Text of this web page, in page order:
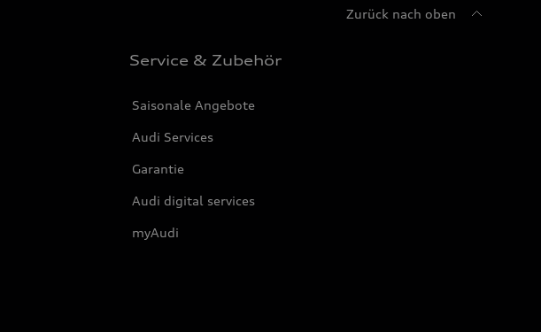
Zurück nach oben
Service & Zubehör
Saisonale Angebote
Audi Services
Garantie
Audi digital services
myAudi